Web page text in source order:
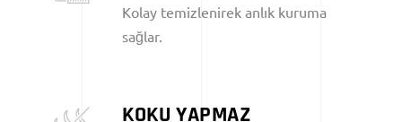
Kolay temizlenirek anlık kuruma
sağlar.
KOKU YAPMAZ